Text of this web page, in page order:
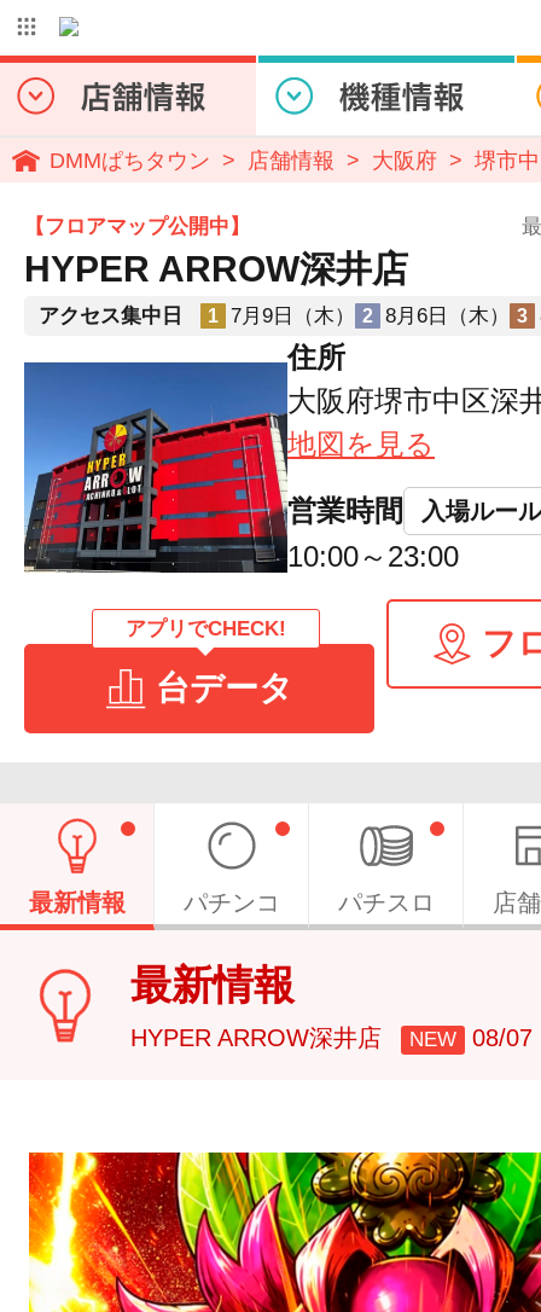
DMMぱちタウン 店舗情報 大阪府 堺市
【フロアマップ公開中】
HYPER ARROW深井店
アクセス集中日 1 7月9日（木） 2 8月6日（木） 3
住所
大阪府堺市中区深
地図を見る
営業時間 入場ルール
10:00～23:00
アプリでCHECK!
台データ
フ
最新情報 パチンコ パチスロ 店
最新情報
HYPER ARROW深井店 NEW 08/07